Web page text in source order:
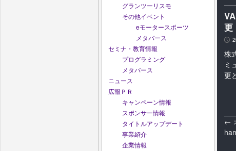
グランツーリスモ
その他イベント
eモータースポーツ
メタバース
セミナ・教育情報
プログラミング
メタバース
ニュース
広報ＰＲ
キャンペーン情報
スポンサー情報
タイトルアップデート
事業紹介
企業情報
更
P
株
ミ
更
←